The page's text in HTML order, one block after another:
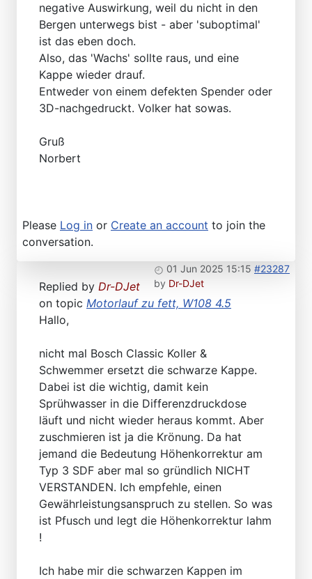
negative Auswirkung, weil du nicht in den
Bergen unterwegs bist - aber 'suboptimal'
ist das eben doch.
Also, das 'Wachs' sollte raus, und eine
Kappe wieder drauf.
Entweder von einem defekten Spender oder
3D-nachgedruckt. Volker hat sowas.
Gruß
Norbert
Please Log in or Create an account to join the
conversation.
01 Jun 2025 15:15 #23287
by Dr-DJet
Replied by Dr-DJet
on topic Motorlauf zu fett, W108 4.5
Hallo,
nicht mal Bosch Classic Koller &
Schwemmer ersetzt die schwarze Kappe.
Dabei ist die wichtig, damit kein
Sprühwasser in die Differenzdruckdose
läuft und nicht wieder heraus kommt. Aber
zuschmieren ist ja die Krönung. Da hat
jemand die Bedeutung Höhenkorrektur am
Typ 3 SDF aber mal so gründlich NICHT
VERSTANDEN. Ich empfehle, einen
Gewährleistungsanspruch zu stellen. So was
ist Pfusch und legt die Höhenkorrektur lahm
!
Ich habe mir die schwarzen Kappen im